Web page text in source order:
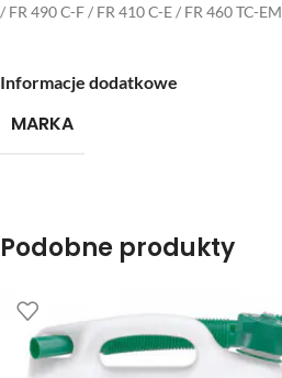
/ FR 490 C-F / FR 410 C-E / FR 460 TC-EM
Informacje dodatkowe
MARKA
Podobne produkty